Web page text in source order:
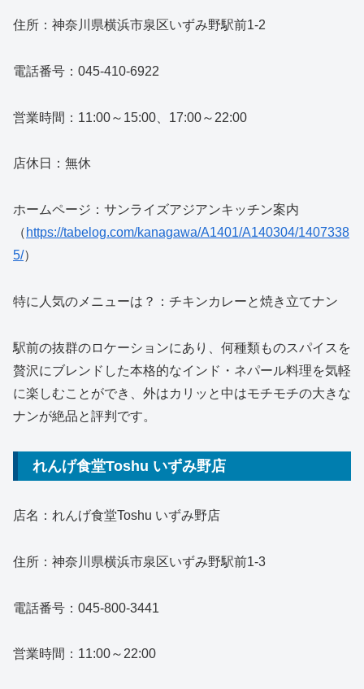
住所：神奈川県横浜市泉区いずみ野駅前1-2
電話番号：045-410-6922
営業時間：11:00～15:00、17:00～22:00
店休日：無休
ホームページ：サンライズアジアンキッチン案内
（ https://tabelog.com/kanagawa/A1401/A140304/1407338
5/）
特に人気のメニューは？：チキンカレーと焼き立てナン
駅前の抜群のロケーションにあり、何種類ものスパイスを
贅沢にブレンドした本格的なインド・ネパール料理を気軽
に楽しむことができ、外はカリッと中はモチモチの大きな
ナンが絶品と評判です。
れんげ食堂Toshu いずみ野店
店名：れんげ食堂Toshu いずみ野店
住所：神奈川県横浜市泉区いずみ野駅前1-3
電話番号：045-800-3441
営業時間：11:00～22:00